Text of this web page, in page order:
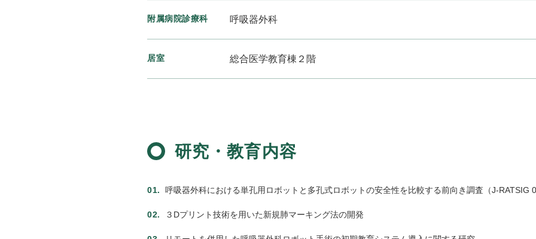
附属病院診療科 呼吸器外科
居室 総合医学教育棟２階
研究・教育内容
呼吸器外科における単孔用ロボットと多孔式ロボットの安全性を比較する前向き調査（J-RATSIG
３Dプリント技術を用いた新規肺マーキング法の開発